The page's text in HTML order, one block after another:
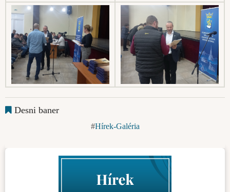
Desni baner
Hírek-Galéria